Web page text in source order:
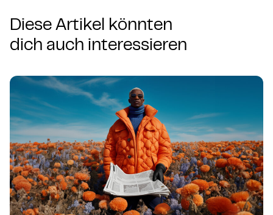
Diese Artikel könnten
dich auch interessieren